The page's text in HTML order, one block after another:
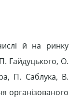
й на ринку
Гайдуцького, О.
П. Саблука, В.
організованого